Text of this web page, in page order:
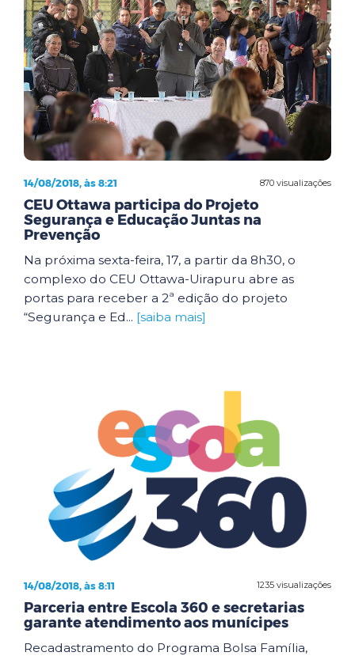
870 visualizações
14/08/2018, às 8:21
CEU Ottawa participa do Projeto
Segurança e Educação Juntas na
Prevenção
Na próxima sexta-feira, 17, a partir da 8h30, o
complexo do CEU Ottawa-Uirapuru abre as
portas para receber a 2ª edição do projeto
“Segurança e Ed... [saiba mais]
1235 visualizações
14/08/2018, às 8:11
Parceria entre Escola 360 e secretarias
garante atendimento aos munícipes
Recadastramento do Programa Bolsa Família,